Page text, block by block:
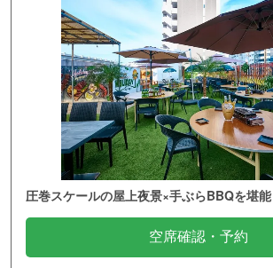
圧巻スケールの屋上夜景×手ぶらBBQを堪能
空席確認・予約